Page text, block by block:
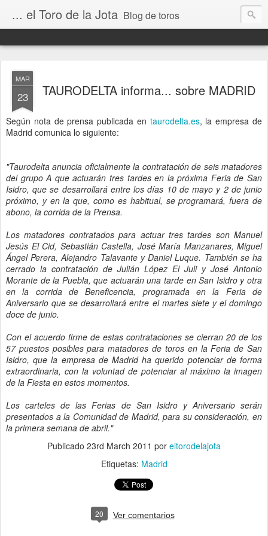
... el Toro de la Jota Blog de toros
MAR
23 TAURODELTA informa... sobre MADRID
Según nota de prensa publicada en taurodelta.es, la empresa de
Madrid comunica lo siguiente:
"Taurodelta anuncia oficialmente la contratación de seis matadores
del grupo A que actuarán tres tardes en la próxima Feria de San
Isidro, que se desarrollará entre los días 10 de mayo y 2 de junio
próximo, y en la que, como es habitual, se programará, fuera de
abono, la corrida de la Prensa.
Los matadores contratados para actuar tres tardes son Manuel
Jesús El Cid, Sebastián Castella, José María Manzanares, Miguel
Ángel Perera, Alejandro Talavante y Daniel Luque. También se ha
cerrado la contratación de Julián López El Juli y José Antonio
Morante de la Puebla, que actuarán una tarde en San Isidro y otra
en la corrida de Beneficencia, programada en la Feria de
Aniversario que se desarrollará entre el martes siete y el domingo
doce de junio.
Con el acuerdo firme de estas contrataciones se cierran 20 de los
57 puestos posibles para matadores de toros en la Feria de San
Isidro, que la empresa de Madrid ha querido potenciar de forma
extraordinaria, con la voluntad de potenciar al máximo la imagen
de la Fiesta en estos momentos.
Los carteles de las Ferias de San Isidro y Aniversario serán
presentados a la Comunidad de Madrid, para su consideración, en
la primera semana de abril."
Publicado 23rd March 2011 por eltorodelajota
Etiquetas: Madrid
20 Ver comentarios